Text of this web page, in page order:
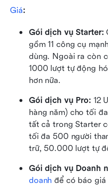
Giá:
Gói dịch vụ Starter:
gồm 11 công cụ
dùng. Ngoài ra còn
1000 lượt tự động
hơn nữa.
Gói dịch vụ Pro: 12
hàng năm) cho tối
tất cả trong Starter
tối đa 500 người
trữ, 50.000 lượt tự
Gói dịch vụ Doanh
doanh để có báo